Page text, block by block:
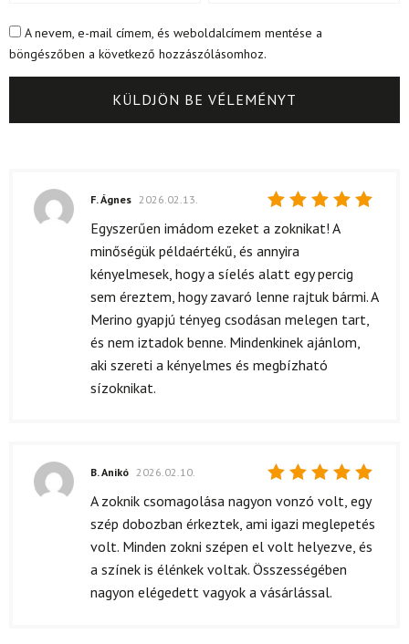
A nevem, e-mail címem, és weboldalcímem mentése a
böngészőben a következő hozzászólásomhoz.
Értékelés:
F. Ágnes 2026.02.13.
Egyszerűen imádom ezeket a zoknikat! A
minőségük példaértékű, és annyira
kényelmesek, hogy a síelés alatt egy percig
sem éreztem, hogy zavaró lenne rajtuk bármi. A
Merino gyapjú tényeg csodásan melegen tart,
és nem iztadok benne. Mindenkinek ajánlom,
aki szereti a kényelmes és megbízható
sízoknikat.
Értékelés:
B. Anikó 2026.02.10.
A zoknik csomagolása nagyon vonzó volt, egy
szép dobozban érkeztek, ami igazi meglepetés
volt. Minden zokni szépen el volt helyezve, és
a színek is élénkek voltak. Összességében
nagyon elégedett vagyok a vásárlással.